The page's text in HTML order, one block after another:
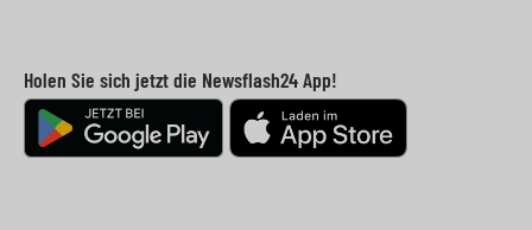
Holen Sie sich jetzt die Newsflash24 App!